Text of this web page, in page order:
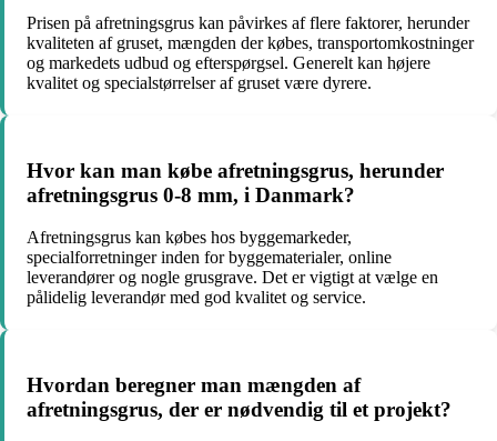
Prisen på afretningsgrus kan påvirkes af flere faktorer, herunder
kvaliteten af gruset, mængden der købes, transportomkostninger
og markedets udbud og efterspørgsel. Generelt kan højere
kvalitet og specialstørrelser af gruset være dyrere.
Hvor kan man købe afretningsgrus, herunder
afretningsgrus 0-8 mm, i Danmark?
Afretningsgrus kan købes hos byggemarkeder,
specialforretninger inden for byggematerialer, online
leverandører og nogle grusgrave. Det er vigtigt at vælge en
pålidelig leverandør med god kvalitet og service.
Hvordan beregner man mængden af
afretningsgrus, der er nødvendig til et projekt?